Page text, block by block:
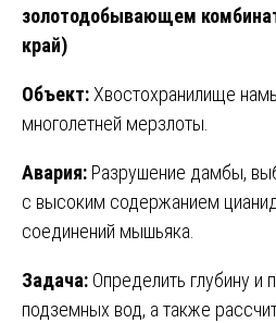
золотодобывающем
край)
Объект:Хвостохранилище
многолетней мерзлоты.
Авария: Разрушение дамбы,
с высоким содержанием
соединений мышьяка.
Задача: Определить глубину и
подземных вод, а также